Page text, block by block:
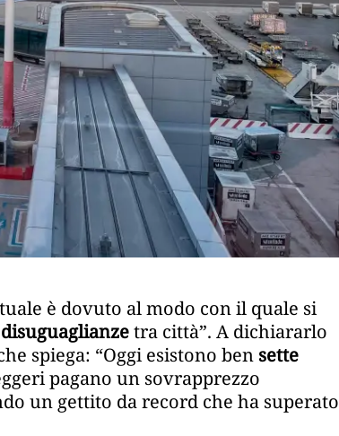
è dovuto al modo con il quale si
tra città”. A dichiararlo
spiega: “Oggi esistono ben sette
pagano un sovrapprezzo
un gettito da record che ha superato